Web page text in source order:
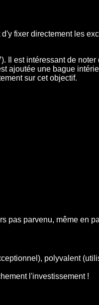
fixer directement les
Il est intéressant de
ajoutée une bague
sur cet objectif.
pas parvenu, même en
polyvalent
l'investissement !